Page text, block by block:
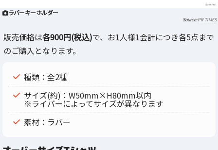
ラバーキーホルダー
PR TIMES
販売価格は各900円(税込)で、お1人様1会計につき各5点まで
のご購入となります。
種類：全2種
サイズ(約)：W50mm×H80mm以内
※ライバーによってサイズが異なります
素材：ラバー